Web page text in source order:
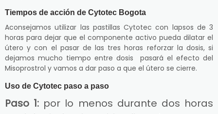
Tiempos de acción de Cytotec Bogota
Aconsejamos utilizar las pastillas Cytotec con lapsos de 3
horas para dejar que el componente activo pueda dilatar el
útero y con el pasar de las tres horas reforzar la dosis, si
dejamos mucho tiempo entre dosis pasará el efecto del
Misoprostrol y vamos a dar paso a que el útero se cierre.
Uso de Cytotec paso a paso
Paso 1: por lo menos durante dos horas